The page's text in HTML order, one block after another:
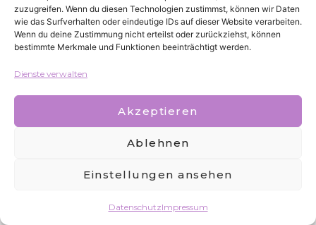
zuzugreifen. Wenn du diesen Technologien zustimmst, können wir Daten
wie das Surfverhalten oder eindeutige IDs auf dieser Website verarbeiten.
Wenn du deine Zustimmung nicht erteilst oder zurückziehst, können
bestimmte Merkmale und Funktionen beeinträchtigt werden.
Dienste verwalten
Akzeptieren
Ablehnen
Einstellungen ansehen
DatenschutzImpressum
Alle Rechte vorbehalten